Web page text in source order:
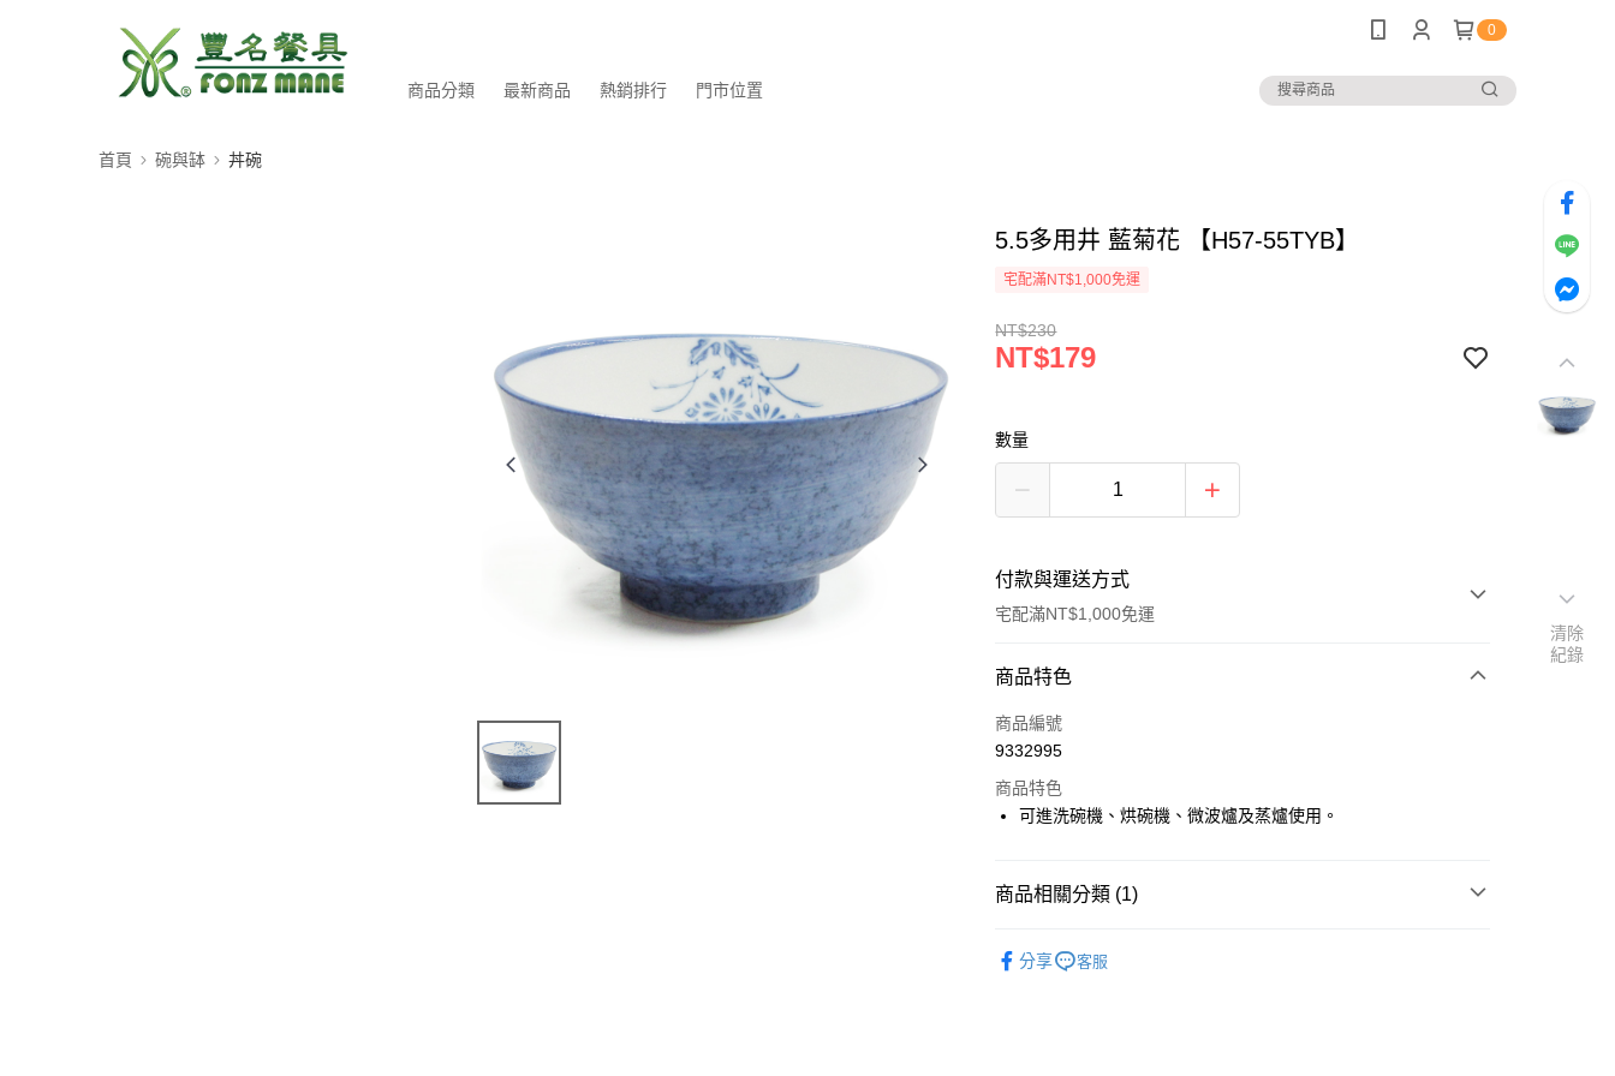
0
商品分類 最新商品 熱銷排行 門市位置
首頁 碗與缽 丼碗
5.5多用井 藍菊花 【H57-55TYB】
宅配滿NT$1,000免運
NT$230
NT$179
數量
付款與運送方式
宅配滿NT$1,000免運
付款方式
信用卡一次付款
Apple Pay
悠遊付
商品特色
商品編號
9332995
商品特色
可進洗碗機、烘碗機、微波爐及蒸爐使用。
商品相關分類 (1)
分享
客服
清除
紀錄